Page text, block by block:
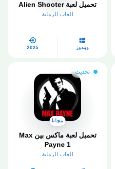
تحميل لعبة Alien Shooter
العاب الرماية
ويندوز 2025
تحديث
مجانا
تحميل لعبة ماكس بين Max
Payne 1
العاب الرماية